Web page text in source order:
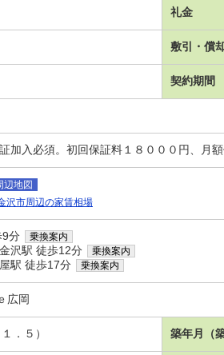
礼金
敷引・償
契約期間
加入必須。初回保証料１８０００円、月
辺地図
沢市周辺の家賃相場
9分 乗換案内
沢駅 徒歩12分 乗換案内
駅 徒歩17分 乗換案内
広岡
．５） 築年月（